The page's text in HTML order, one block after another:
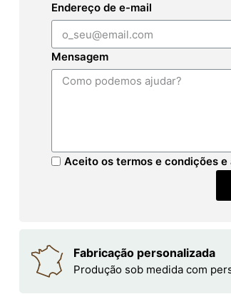
Endereço de e-mail
Mensagem
Aceito os termos e condições
Fabricação personalizada
Produção sob medida com